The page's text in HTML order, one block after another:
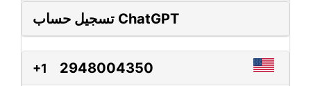
تسجيل حساب ChatGPT
+1 2948004350